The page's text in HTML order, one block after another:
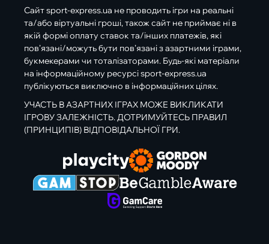
Сайт sport-express.ua не проводить ігри на реальні
та/або віртуальні гроші, також сайт не приймає ні в
якій формі оплату ставок та/інших платежів, які
пов’язані/можуть бути пов’язані з азартними іграми,
букмекерами чи тоталізаторами. Будь-які матеріали
на інформаційному ресурсі sport-express.ua
публікуються виключно в інформаційних цілях.
УЧАСТЬ В АЗАРТНИХ ІГРАХ МОЖЕ ВИКЛИКАТИ
ІГРОВУ ЗАЛЕЖНІСТЬ. ДОТРИМУЙТЕСЬ ПРАВИЛ
(ПРИНЦИПІВ) ВІДПОВІДАЛЬНОЇ ГРИ.